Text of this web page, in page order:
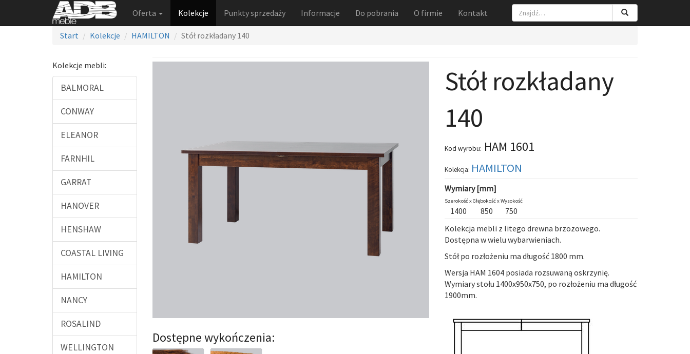
Oferta Kolekcje Punkty sprzedaży Informacje Do pobrania O firmie Kontakt
Start Kolekcje HAMILTON Stół rozkładany 140
Kolekcje mebli:
BALMORAL
CONWAY
ELEANOR
FARNHIL
GARRAT
HANOVER
HENSHAW
COASTAL LIVING
HAMILTON
NANCY
ROSALIND
WELLINGTON
Dostępne wykończenia:
Stół rozkładany
140
Kod wyrobu: HAM 1601
Kolekcja: HAMILTON
Wymiary [mm]
Szerokość xGłębokość xWysokość
1400 850
750
Kolekcja mebli z litego drewna brzozowego.
Dostępna w wielu wybarwieniach.
Stół po rozłożeniu ma długość 1800 mm.
Wersja HAM 1604posiada rozsuwaną oskrzynię.
Wymiary stołu 1400x950x750, po rozłożeniu ma długość
1900mm.